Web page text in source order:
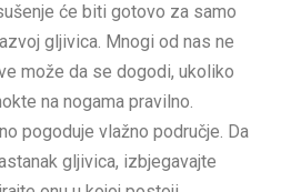
će biti gotovo za samo
gljivica. Mnogi od nas ne
može da se dogodi, ukoliko
na nogama pravilno.
pogoduje vlažno područje. Da
gljivica, izbjegavajte